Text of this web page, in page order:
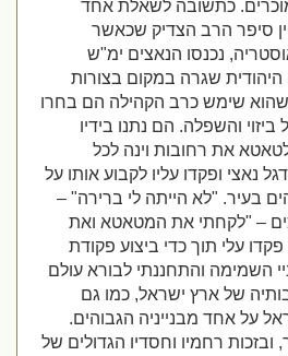
כתשובה לשאלת אחד
סיפר הרב הצדיק שכאשר
נכנסו הנאצים ימ"ש
שגרה במקום בצורות
שימש כרב הקהילה הם בחרו
והשפלה. הם נתנו בידיו
את רחובות וינה לכל
נאצי ופקדו עליו לקבוע אותו על
בעיר. "לא הייתה לי ברירה" –
– "לקחתי את המטאטא ואת
עלי תוך כדי ביצוע פקודת
השמימה והתחננתי לבורא עולם
של ארץ ישראל, כמו גם
על אחד מבנייניה הגבוהים.
רחמיו וחסדיו הגדולים של